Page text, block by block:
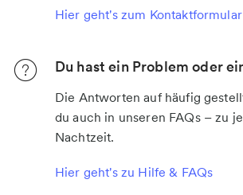
Hier geht's zum Kontaktformular
Du hast ein Problem oder
Die Antworten auf häufig
du auch in unseren FAQs – zu
Nachtzeit.
Hier geht's zu Hilfe & FAQs